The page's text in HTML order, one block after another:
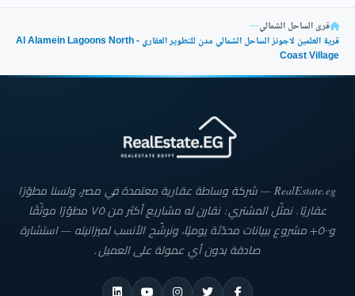
بمساحات مناسبة للعائلات الكبيرة لتجربة معيشية متكاملة.
يطرح العلمين لاجونز الساحل الشمالي شاليهات بغرفة نوم
واحدة تجسد احترافية الشركة المالكة في استغلال المساحة
خدمات قرية العلمين لاجونز الساحل الشمالي Al Alamein
Lagoons North Coast Village
التي تقدم تجربة شاملة تعكس الرفاهية لتلبية احتياجات كل النزلاء، ومن أهم الخدمات
قرى الساحل الشمالي—
قرية العلمين لاجونز الساحل الشمالي مدن للتطوير العقاري - Al Alamein Lagoons North
Coast Village
RealEstate.eg — شركة وساطة عقارية معتمدة في مصر، ولسنا مطوّرًا
عقاريًا. نمثّل المشتري: نقارن له مشاريع أكثر من ٧٥ مطوّرًا موثّقًا
و٥٠٠+ مشروع ببيانات محدّثة يوميًا، ونرشّح الأنسب لميزانيته — استشارة
صادقة بدون أي عمولة على العميل.